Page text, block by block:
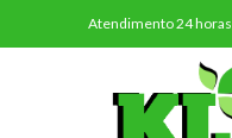
Atendimento 24 horas